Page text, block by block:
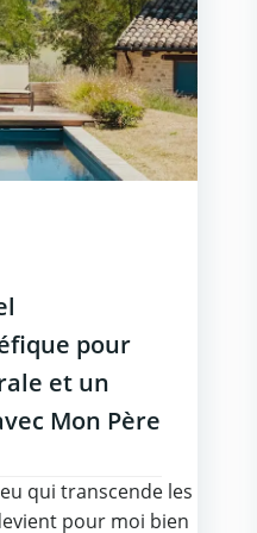
pour
et un
Mon Père
qui transcende les
pour moi bien